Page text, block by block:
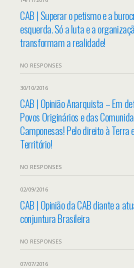
CAB | Superar o petismo e a
esquerda. Só a luta e a
transformam a realidade!
NO RESPONSES
30/10/2016
CAB | Opinião Anarquista – Em
Povos Originários e das
Camponesas! Pelo direito à Terra
Território!
NO RESPONSES
02/09/2016
CAB | Opinião da CAB diante a
conjuntura Brasileira
NO RESPONSES
07/07/2016